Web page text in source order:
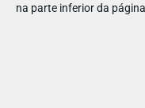
na parte inferior da